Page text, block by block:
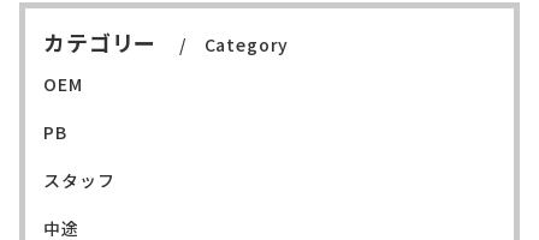
カテゴリー
Category
OEM
PB
スタッフ
中途